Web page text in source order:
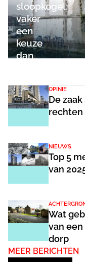
sloopkogel:
vaker
een
keuze
dan
OPINIE
De
rechten
NIEUWS
Top 5
van
Wat
van
dorp
MEER BERICHTEN